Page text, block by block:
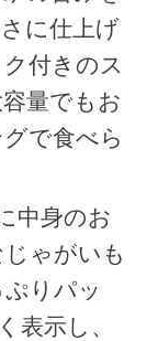
に仕上げ
付きのス
量でもお
で食べら
中身のお
ゃがいも
りパッ
表示し、